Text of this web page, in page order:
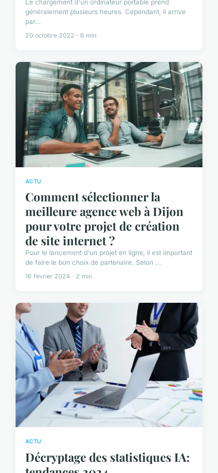
Le chargement d'un ordinateur portable prend
généralement plusieurs heures. Cependant, il arrive
par...
20 octobre 2022 · 6 min
ACTU
Comment sélectionner la
meilleure agence web à Dijon
pour votre projet de création
de site internet ?
Pour le lancement d'un projet en ligne, il est important
de faire le bon choix de partenaire. Selon ...
16 février 2024 · 2 min
ACTU
Décryptage des statistiques IA: